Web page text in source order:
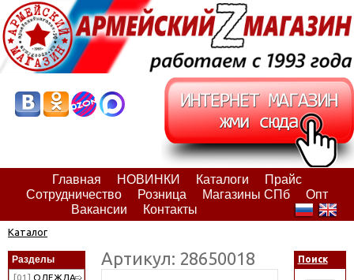
Главная НОВИНКИ Каталоги
Прайс
Сотрудничество
Розница Магазины СПб
Опт
Вакансии
Контакты
Каталог
Разделы
[01] ОДЕЖДА
Артикул: 28650018 Поиск